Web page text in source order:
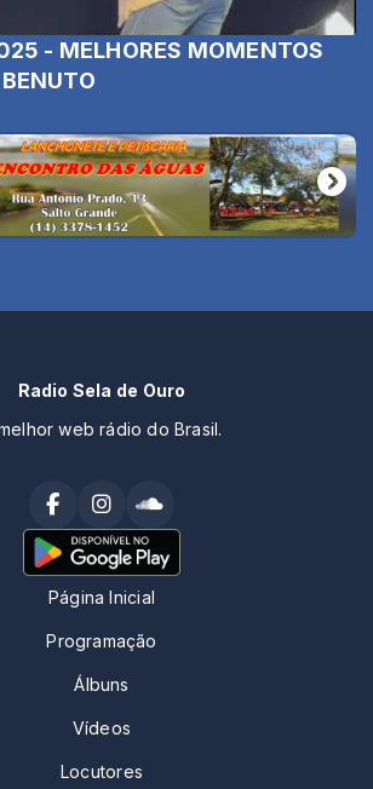
- MELHORES MOMENTOS
Radio Sela de Ouro
web rádio do Brasil.
Página Inicial
Programação
Álbuns
Vídeos
Locutores